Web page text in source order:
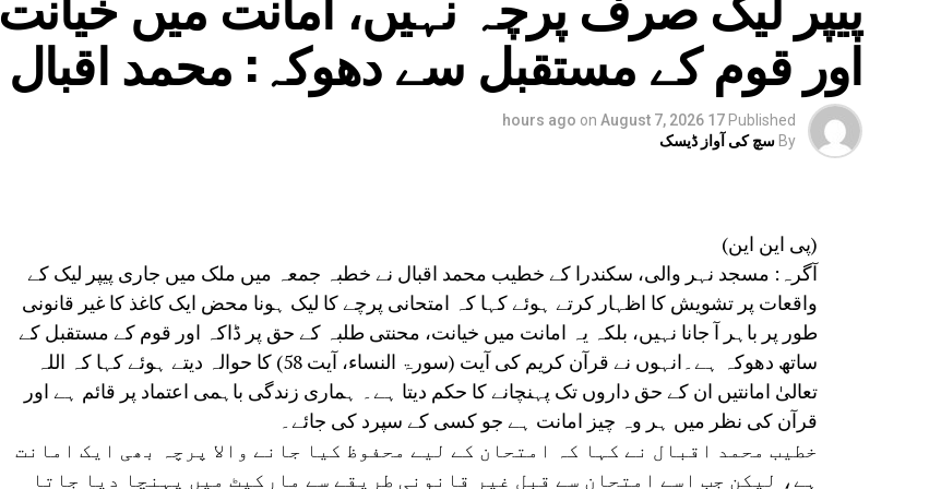
لیکن آج عوامی زندگی میں سماجی تقسیم اور ذات پات کی بنیاد پر جنون کو بڑھاوا
دینے کا رجحان جمہوریت، سماجی ہم آہنگی اور قومی مفاد کے لیے خطرناک بنتا جا
رہا ہے۔
مسٹر رائے نے کہا کہ آج سیاست میں نظریاتی وابستگی کی جگہ معاشی طاقت اور
خاندانی سیاست کا اثر بڑھتا جا رہا ہے، جس سے جمہوری اقدار کو مسلسل نقصان پہنچ
رہا ہے۔ انہوں نے اپنے استعفے میں کہا کہ آئین، جمہوریت اور آئینی اداروں پر
کی بنا پر وہ ریاستی صدر کے عہدے اور پارٹی کی بنیادی رکنیت سے اپنا استعفیٰ دے
رہے ہیں۔
اور قوم کے مستقبل سے دھوکہ: محمد اقبال
Published
17 hours ago
on August 7, 2026
By سچ کی آواز ڈیسک
(پی این این)
آگرہ: مسجد نہر والی، سکندرا کے خطیب محمد اقبال نے خطبہ جمعہ میں ملک میں جاری پیپر لیک کے
واقعات پر تشویش کا اظہار کرتے ہوئے کہا کہ امتحانی پرچے کا لیک ہونا محض ایک کاغذ کا غیر قانونی
طور پر باہر آ جانا نہیں، بلکہ یہ امانت میں خیانت، محنتی طلبہ کے حق پر ڈاکہ اور قوم کے مستقبل کے
ساتھ دھوکہ ہے۔انہوں نے قرآن کریم کی آیت (سورۃ النساء، آیت 58) کا حوالہ دیتے ہوئے کہا کہ اللہ
تعالیٰ امانتیں ان کے حق داروں تک پہنچانے کا حکم دیتا ہے۔ ہماری زندگی باہمی اعتماد پر قائم ہے اور
قرآن کی نظر میں ہر وہ چیز امانت ہے جو کسی کے سپرد کی جائے۔
خطیب محمد اقبال نے کہا کہ امتحان کے لیے محفوظ کیا جانے والا پرچہ بھی ایک امانت
ہے، لیکن جب اسے امتحان سے قبل غیر قانونی طریقے سے مارکیٹ میں پہنچا دیا جاتا